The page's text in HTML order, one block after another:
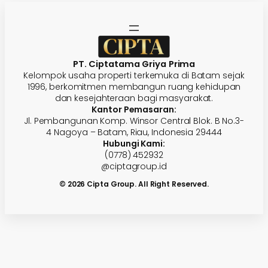
PT. Ciptatama Griya Prima
Kelompok usaha properti terkemuka di Batam sejak
1996, berkomitmen membangun ruang kehidupan
dan kesejahteraan bagi masyarakat.
Kantor Pemasaran:
Jl. Pembangunan Komp. Winsor Central Blok. B No.3-
4 Nagoya – Batam, Riau, Indonesia 29444
Hubungi Kami:
(0778) 452932
@ciptagroup.id
© 2026 Cipta Group. All Right Reserved.